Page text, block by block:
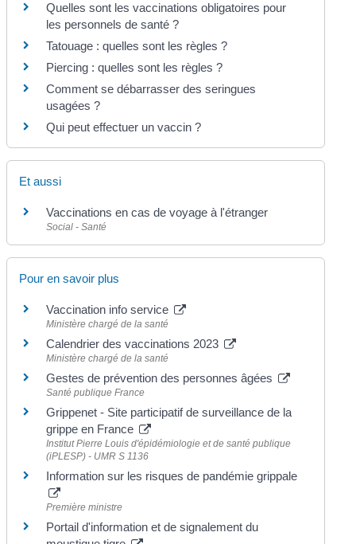
Quelles sont les vaccinations obligatoires pour
les personnels de santé ?
Tatouage : quelles sont les règles ?
Piercing : quelles sont les règles ?
Comment se débarrasser des seringues
usagées ?
Qui peut effectuer un vaccin ?
Et aussi
Vaccinations en cas de voyage à l'étranger
Social - Santé
Pour en savoir plus
Vaccination info service
Ministère chargé de la santé
Calendrier des vaccinations 2023
Ministère chargé de la santé
Gestes de prévention des personnes âgées
Santé publique France
Grippenet - Site participatif de surveillance de la
grippe en France
Institut Pierre Louis d'épidémiologie et de santé publique
(iPLESP) - UMR S 1136
Information sur les risques de pandémie grippale
Première ministre
Portail d'information et de signalement du